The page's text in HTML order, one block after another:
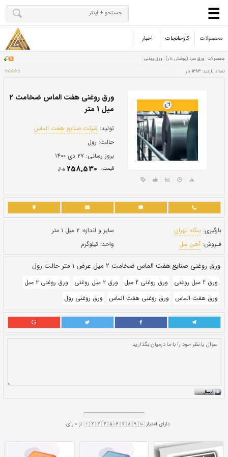
محصولات کارخانجات اخبار
میل 1 متر
تولید:شرکت صنایع هفت الماس
حالت:
بروز رسانی: ۲۷ دی ۱۴۰۰
قيمت: 258,530ريال
سایز و اندازه:۲ میل ۱ متر
متر حالت رول